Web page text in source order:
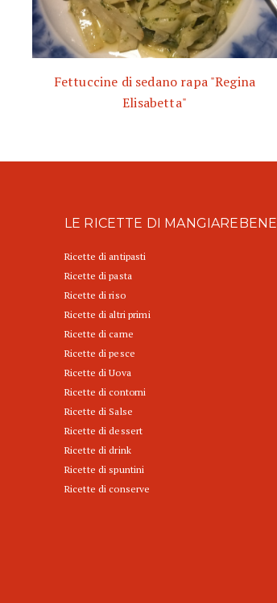
Fettuccine di sedano rapa "Regina
Elisabetta"
LE RICETTE DI MANGIAREBENE
Ricette di antipasti
Ricette di pasta
Ricette di riso
Ricette di altri primi
Ricette di carne
Ricette di pesce
Ricette di Uova
Ricette di contorni
Ricette di Salse
Ricette di dessert
Ricette di drink
Ricette di spuntini
Ricette di conserve